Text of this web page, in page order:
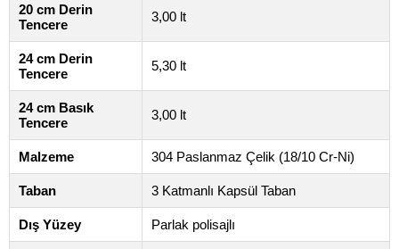
20 cm Derin
Tencere
3,00 lt
24 cm Derin
Tencere
5,30 lt
24 cm Basık
Tencere
3,00 lt
Malzeme 304 Paslanmaz Çelik (18/10 Cr-Ni)
Taban 3 Katmanlı Kapsül Taban
Dış Yüzey Parlak polisajlı